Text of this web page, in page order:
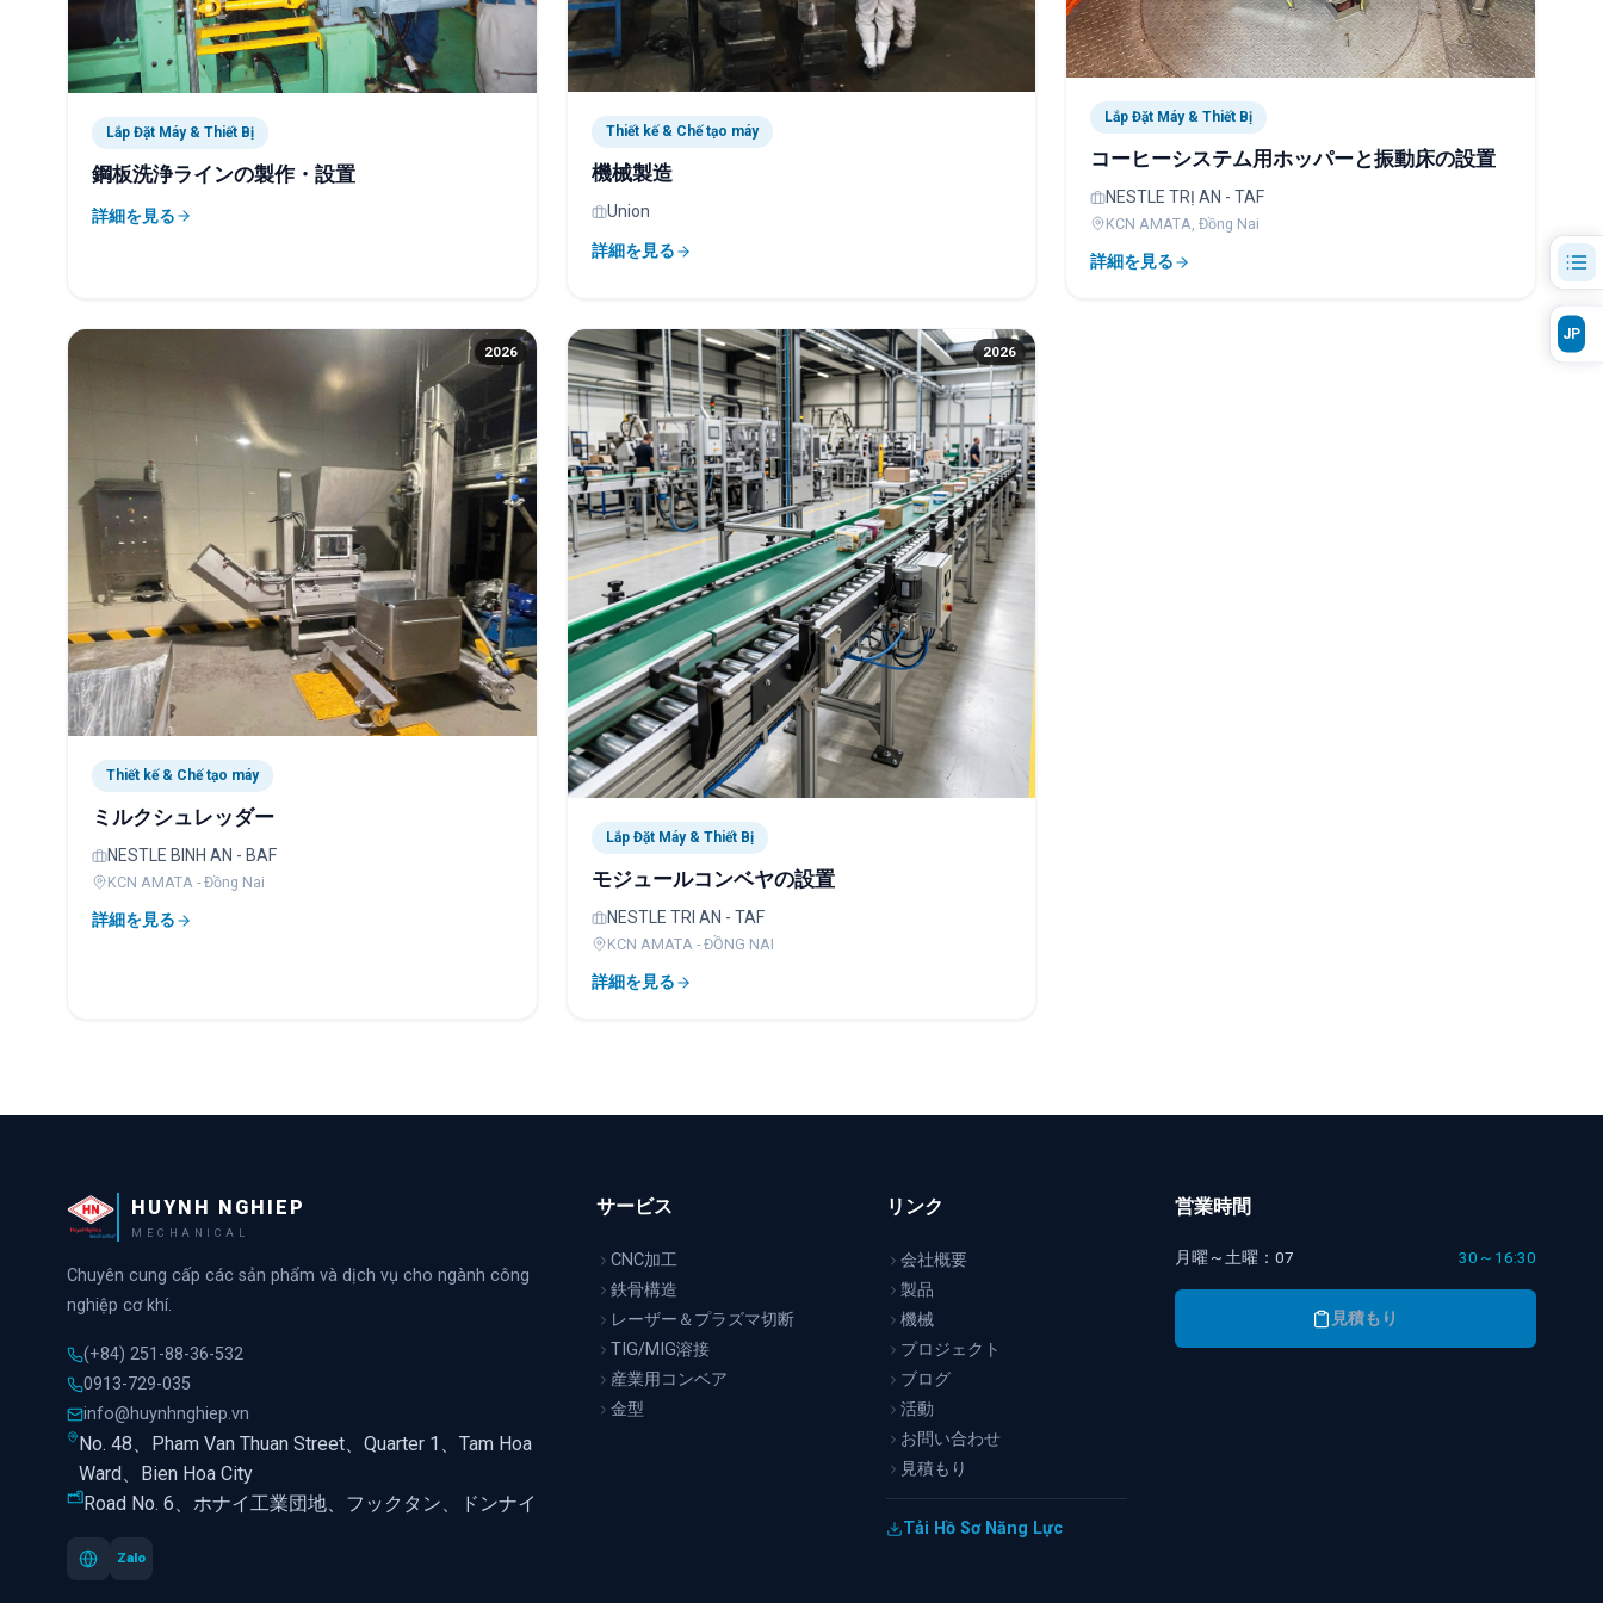
Lắp Đặt Máy & Thiết Bị
鋼板洗浄ラインの製作・設置
詳細を見る
Thiết kế & Chế tạo máy
機械製造
Union
詳細を見る
Lắp Đặt Máy & Thiết Bị
コーヒーシステム用ホッパーと振動床の設置
NESTLE TRỊ AN - TAF
KCN AMATA, Đồng Nai
詳細を見る
2026
Thiết kế & Chế tạo máy
ミルクシュレッダー
NESTLE BINH AN - BAF
KCN AMATA - Đồng Nai
詳細を見る
2026
Lắp Đặt Máy & Thiết Bị
モジュールコンベヤの設置
NESTLE TRI AN - TAF
KCN AMATA - ĐỒNG NAI
詳細を見る
HUYNH NGHIEP
MECHANICAL
Chuyên cung cấp các sản phẩm và dịch vụ cho ngành công
nghiệp cơ khí.
(+84) 251-88-36-532
0913-729-035
info@huynhnghiep.vn
No. 48、Pham Van Thuan Street、Quarter 1、Tam Hoa
Ward、Bien Hoa City
Road No. 6、ホナイ工業団地、フックタン、ドンナイ
Zalo
サービス
CNC加工
鉄骨構造
レーザー＆プラズマ切断
TIG/MIG溶接
産業用コンベア
金型
リンク
会社概要
製品
機械
プロジェクト
ブログ
活動
お問い合わせ
見積もり
Tải Hồ Sơ Năng Lực
営業時間
月曜～土曜：07 30～16:30
見積もり
JP